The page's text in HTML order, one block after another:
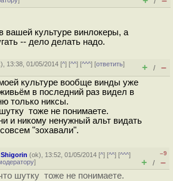
вашей культуре винлокеры, а
-- дело делать надо.
), 13:38, 01/05/2014 [^] [^^] [^^^] [ответить]
+ / –
культуре вообще винды уже
в последний раз видел в
только никсы.
тоже не понимаете.
и никому ненужный альт видать
"зохавали".
(ok), 13:52, 01/05/2014 [^] [^^] [^^^]
]
–9
+ / –
шутку тоже не понимаете.